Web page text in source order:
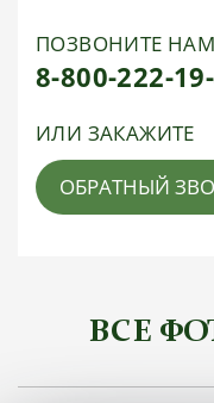
ПОЗВОНИТЕ НАМ
8-800-222-
ИЛИ ЗАКАЖИТЕ
ОБРАТНЫЙ
ВСЕ